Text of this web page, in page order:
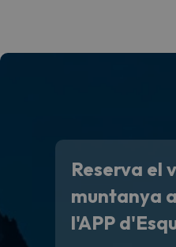
Reserva el
muntanya
l'APP